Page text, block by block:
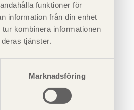
funktioner för
information från din enhet
kombinera informationen
tjänster.
Marknadsföring